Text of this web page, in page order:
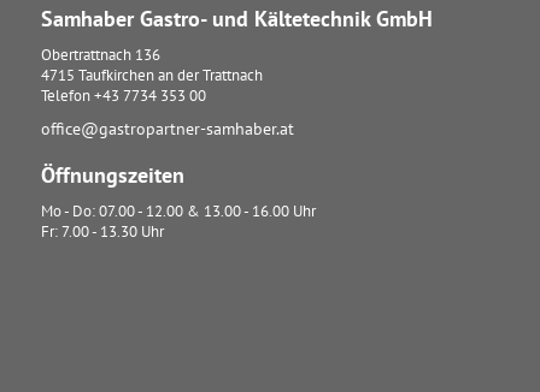
Samhaber Gastro- und Kältetechnik GmbH
Obertrattnach 136
4715 Taufkirchen an der Trattnach
Telefon +43 7734 353 00
office@gastropartner-samhaber.at
Öffnungszeiten
Mo - Do: 07.00 - 12.00 & 13.00 - 16.00 Uhr
Fr: 7.00 - 13.30 Uhr